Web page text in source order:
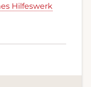
Hilfeswerk